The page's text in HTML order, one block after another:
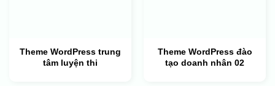
Theme WordPress trung
tâm luyện thi
Theme WordPress đào
tạo doanh nhân 02